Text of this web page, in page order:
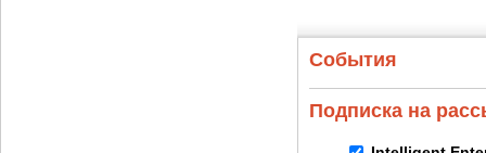
События
Подписка на